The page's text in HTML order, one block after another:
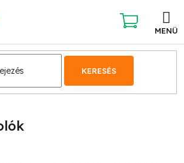
KERESÉS
KOSÁR